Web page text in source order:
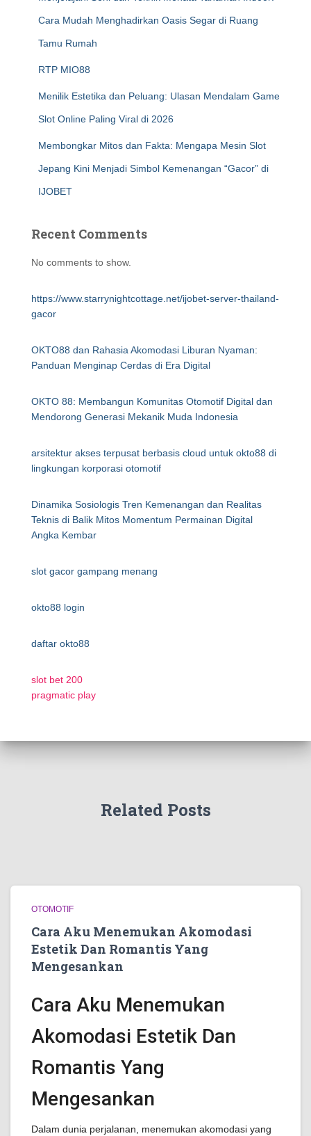
Cara Mudah Menghadirkan Oasis Segar di Ruang
Tamu Rumah
RTP MIO88
Menilik Estetika dan Peluang: Ulasan Mendalam Game
Slot Online Paling Viral di 2026
Membongkar Mitos dan Fakta: Mengapa Mesin Slot
Jepang Kini Menjadi Simbol Kemenangan “Gacor” di
IJOBET
Recent Comments
No comments to show.
https://www.starrynightcottage.net/ijobet-server-thailand-
gacor
OKTO88 dan Rahasia Akomodasi Liburan Nyaman:
Panduan Menginap Cerdas di Era Digital
OKTO 88: Membangun Komunitas Otomotif Digital dan
Mendorong Generasi Mekanik Muda Indonesia
arsitektur akses terpusat berbasis cloud untuk okto88 di
lingkungan korporasi otomotif
Dinamika Sosiologis Tren Kemenangan dan Realitas
Teknis di Balik Mitos Momentum Permainan Digital
Angka Kembar
slot gacor gampang menang
okto88 login
daftar okto88
slot bet 200
pragmatic play
Related Posts
OTOMOTIF
Cara Aku Menemukan Akomodasi
Estetik Dan Romantis Yang
Mengesankan
Cara Aku Menemukan
Akomodasi Estetik Dan
Romantis Yang
Mengesankan
Dalam dunia perjalanan, menemukan akomodasi yang